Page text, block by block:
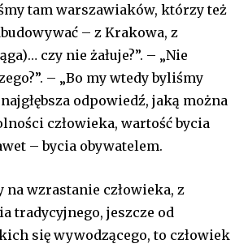
tam warszawiaków, którzy też
– z Krakowa, z
czy nie żałuje?”. – „Nie
– „Bo my wtedy byliśmy
odpowiedź, jaką można
człowieka, wartość bycia
– bycia obywatelem.
na wzrastanie człowieka, z
tradycyjnego, jeszcze od
się wywodzącego, to człowiek